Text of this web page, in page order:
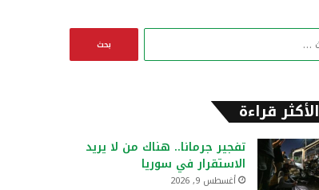
ا
:
الأكثر قراءة
تفجير جرمانا.. هناك من لا يريد
الاستقرار في سوريا
أغسطس 9, 2026